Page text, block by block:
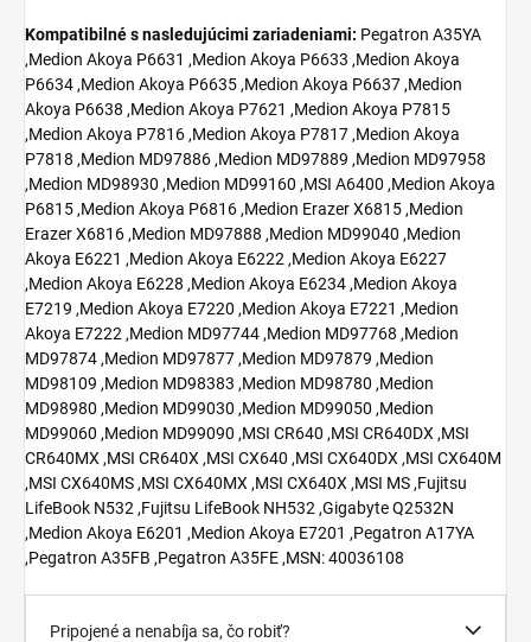
Kompatibilné s nasledujúcimi zariadeniami: Pegatron A35YA
,Medion Akoya P6631 ,Medion Akoya P6633 ,Medion Akoya
P6634 ,Medion Akoya P6635 ,Medion Akoya P6637 ,Medion
Akoya P6638 ,Medion Akoya P7621 ,Medion Akoya P7815
,Medion Akoya P7816 ,Medion Akoya P7817 ,Medion Akoya
P7818 ,Medion MD97886 ,Medion MD97889 ,Medion MD97958
,Medion MD98930 ,Medion MD99160 ,MSI A6400 ,Medion Akoya
P6815 ,Medion Akoya P6816 ,Medion Erazer X6815 ,Medion
Erazer X6816 ,Medion MD97888 ,Medion MD99040 ,Medion
Akoya E6221 ,Medion Akoya E6222 ,Medion Akoya E6227
,Medion Akoya E6228 ,Medion Akoya E6234 ,Medion Akoya
E7219 ,Medion Akoya E7220 ,Medion Akoya E7221 ,Medion
Akoya E7222 ,Medion MD97744 ,Medion MD97768 ,Medion
MD97874 ,Medion MD97877 ,Medion MD97879 ,Medion
MD98109 ,Medion MD98383 ,Medion MD98780 ,Medion
MD98980 ,Medion MD99030 ,Medion MD99050 ,Medion
MD99060 ,Medion MD99090 ,MSI CR640 ,MSI CR640DX ,MSI
CR640MX ,MSI CR640X ,MSI CX640 ,MSI CX640DX ,MSI CX640M
,MSI CX640MS ,MSI CX640MX ,MSI CX640X ,MSI MS ,Fujitsu
LifeBook N532 ,Fujitsu LifeBook NH532 ,Gigabyte Q2532N
,Medion Akoya E6201 ,Medion Akoya E7201 ,Pegatron A17YA
,Pegatron A35FB ,Pegatron A35FE ,MSN: 40036108
Pripojené a nenabíja sa, čo robiť?